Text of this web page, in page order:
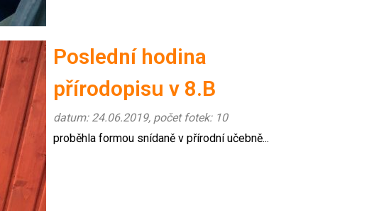
Poslední hodina
přírodopisu v 8.B
datum: 24.06.2019, počet fotek: 10
proběhla formou snídaně v přírodní učebně...